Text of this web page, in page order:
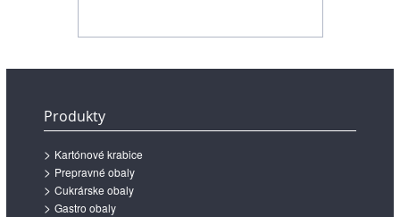
Produkty
Kartónové krabice
Prepravné obaly
Cukrárske obaly
Gastro obaly